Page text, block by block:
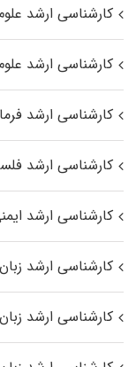
کارشناسی ارشد
کارشناسی ارشد
کارشناسی ارشد
کارشناسی ارشد
کارشناسی ارشد
کارشناسی ارشد
کارشناسی ارشد